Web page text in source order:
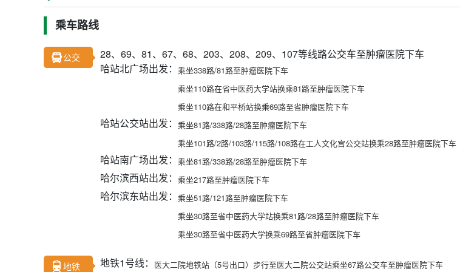
乘车路线
公交
28、69、81、67、68、203、208、209、107等线路公交车至肿瘤医院下车
哈站北广场出发： 乘坐338路/81路至肿瘤医院下车
乘坐110路在省中医药大学站换乘81路至肿瘤医院下车
乘坐110路在和平桥站换乘69路至省肿瘤医院下车
哈站公交站出发： 乘坐81路/338路/28路至肿瘤医院下车
乘坐101路/2路/103路/115路/108路在工人文化宫公交站换乘28路至肿瘤医院下车
哈站南广场出发： 乘坐81路/338路/28路至肿瘤医院下车
哈尔滨西站出发： 乘坐217路至肿瘤医院下车
哈尔滨东站出发： 乘坐51路/121路至肿瘤医院下车
乘坐30路至省中医药大学站换乘81路/28路至肿瘤医院下车
乘坐30路至省中医药大学换乘69路至省肿瘤医院下车
地铁 地铁1号线： 医大二院地铁站（5号出口）步行至医大二院公交站乘坐67路公交车至肿瘤医院下车